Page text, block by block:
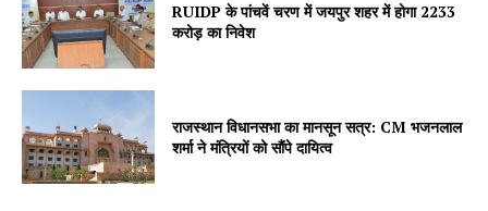
RUIDP के पांचवें चरण में जयपुर शहर में होगा 2233
करोड़ का निवेश
राजस्थान विधानसभा का मानसून सत्र: CM भजनलाल
शर्मा ने मंत्रियों को सौंपे दायित्व